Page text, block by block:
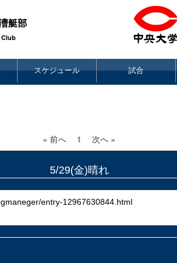
艇部
スケジュール 試合
« 前へ 1 次へ »
5/29(金)晴れ
entry-12967630844.html